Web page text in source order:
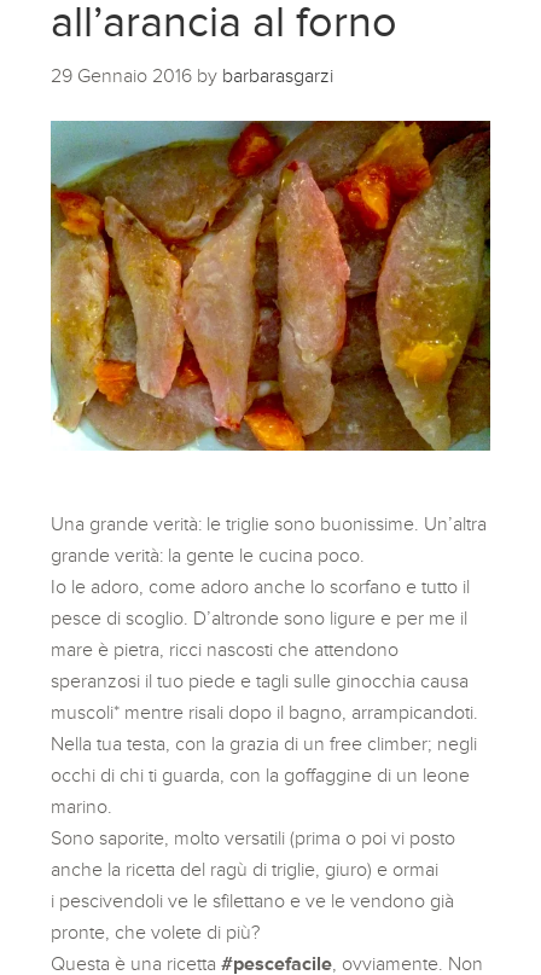
all’arancia al forno
29 Gennaio 2016 by barbarasgarzi
Una grande verità: le triglie sono buonissime. Un’altra
grande verità: la gente le cucina poco.
Io le adoro, come adoro anche lo scorfano e tutto il
pesce di scoglio. D’altronde sono ligure e per me il
mare è pietra, ricci nascosti che attendono
speranzosi il tuo piede e tagli sulle ginocchia causa
muscoli* mentre risali dopo il bagno, arrampicandoti.
Nella tua testa, con la grazia di un free climber; negli
occhi di chi ti guarda, con la goffaggine di un leone
marino.
Sono saporite, molto versatili (prima o poi vi posto
anche la ricetta del ragù di triglie, giuro) e ormai
i pescivendoli ve le sfilettano e ve le vendono già
pronte, che volete di più?
Questa è una ricetta #pescefacile , ovviamente. Non